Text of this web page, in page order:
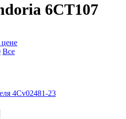
6CT107
цене
Все
4Cv02481-23